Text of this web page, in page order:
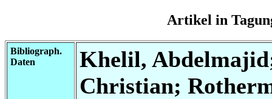
Artikel in
Bibliograph.
Daten
Khelil,
Christian;